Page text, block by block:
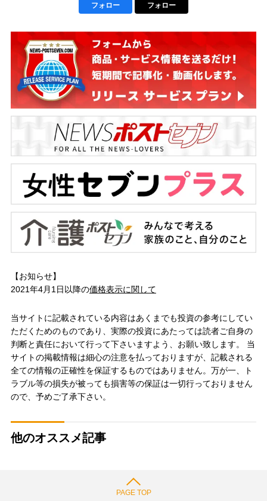
フォロー フォロー
【お知らせ】
2021年4月1日以降の価格表示に関して
当サイトに記載されている内容はあくまでも投資の参考にしてい
ただくためのものであり、実際の投資にあたっては読者ご自身の
判断と責任において行って下さいますよう、お願い致します。 当
サイトの掲載情報は細心の注意を払っておりますが、記載される
全ての情報の正確性を保証するものではありません。万が一、ト
ラブル等の損失が被っても損害等の保証は一切行っておりません
ので、予めご了承下さい。
他のオススメ記事
PAGE TOP